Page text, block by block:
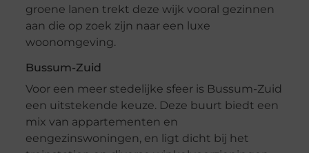
groene lanen trekt deze wijk vooral gezinnen
aan die op zoek zijn naar een luxe
woonomgeving.
Bussum-Zuid
Voor een meer stedelijke sfeer is Bussum-Zuid
een uitstekende keuze. Deze buurt biedt een
mix van appartementen en
eengezinswoningen, en ligt dicht bij het